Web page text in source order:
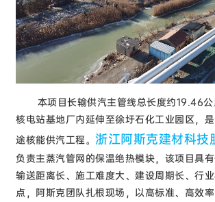
本项目长输供汽主管线总长度约19.46公
核电站基地厂内延伸至徐圩石化工业园区，
途核能供汽工程。浙江阿斯克建材科技
负责主蒸汽管网的保温绝热模块，该项目具有
输送距离长、施工难度大、建设周期长、行
点，阿斯克团队扎根现场，以高标准、高效